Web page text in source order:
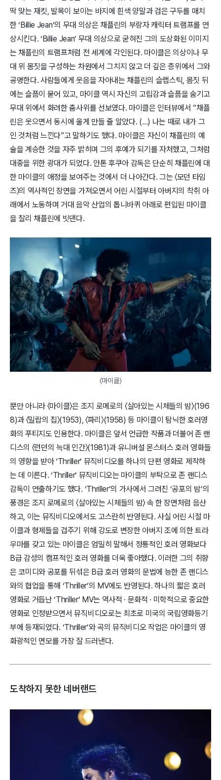
딱 맞는 재킷, 발목이 보이는 바지에 흰색 양말과 검은 구두를 매치
한 ‘Billie Jean’의 무대 의상은 채플린의 부랑자 캐릭터 트램프를 연
상시킨다. ‘Billie Jean’ 무대 의상으로 굳혀진 그의 도상화된 이미지
는 채플린의 트램프처럼 전 세계에 각인된다. 마이클은 의상이나 무
대 위 몸짓을 구성하는 차원에서 그치지 않고 더 깊은 층위에서 그와
공명한다. 사람들에게 웃음을 자아내는 채플린의 슬랩스틱, 몸짓 뒤
에는 슬픔이 묻어 있고, 마이클 역시 자신의 고립감과 슬픔을 숨기고
무대 위에서 화려한 춤사위를 선보였다. 마이클은 인터뷰에서 “채플
린은 웃으면서 동시에 울게 만들 줄 알았다. (…) 나는 때로 내가 그
인 것처럼 느낀다”고 말하기도 했다. 마이클은 자신이 채플린의 예
술을 계승한 것을 자주 밝히며 그의 후예가 되기를 자처했고, 그처럼
대중을 위한 광대가 되었다. 안톤 후쿠아 감독은 단순히 채플린에 대
한 마이클의 애정을 보여주는 것에서 더 나아간다. 그는 〈모던 타임
즈〉의 역사적인 장면을 가져오면서 어린 시절부터 아버지의 착취 아
래에서 노동하며 거대 음악 산업의 톱니바퀴 아래로 편입된 마이클
을 찰리 채플린에 빗댄다.
〈마이클〉
뿐만 아니라 〈마이클〉은 조지 로메로의 〈살아있는 시체들의 밤〉(196
8)과 〈밀랍의 집〉(1953), 〈파리〉(1958) 등 마이클이 탐닉한 호러영
화의 푸티지도 인용한다. 마이클은 앞서 언급한 작품과 더불어 존 랜
디스의 〈런던의 늑대 인간〉(1981)과 유니버설 몬스터스 호러 영화들
의 영향을 받아 ‘Thriller’ 뮤직비디오를 하나의 단편 영화로 제작하
는 데 이른다. ‘Thriller’ 뮤직비디오는 마이클의 부탁으로 존 랜디스
감독이 연출하기도 했다. ‘Thriller’의 가사에서 그려진 ‘공포의 밤’의
풍경은 조지 로메로의 〈살아있는 시체들의 밤〉 속 한 장면처럼 음산
하고, 이는 뮤직비디오에서도 고스란히 반영된다. 사실 어린 시절 마
이클과 형제들을 겁주기 위해 강도로 변장한 아버지 조에 의한 트라
우마를 갖고 있는 마이클은 엄밀히 말해서 정통적인 호러 영화보다
B급 감성의 캠프적인 호러 영화를 더욱 좋아했다. 이러한 그의 취향
은 코미디와 공포를 뒤섞은 B급 호러 영화의 문법에 능한 존 랜디스
와의 협업을 통해 ‘Thriller’의 MV에도 반영된다. 하나의 짧은 호러
영화로 거듭난 ‘Thriller’ MV는 역사적 · 문화적 · 미학적으로 중요한
영화로 인정받으면서 뮤직비디오로는 최초로 미국의 국립영화등기
부에 등재되었다. ‘Thriller’와 곡의 뮤직비디오 작업은 마이클의 영
화광적인 면모를 가장 잘 드러낸다.
도착하지 못한 네버랜드